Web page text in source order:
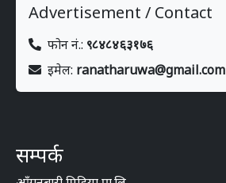
Advertisement / Contact
फोन नं.: ९८४८४६३१७६
इमेल: ranatharuwa@gmail.com
सम्पर्क